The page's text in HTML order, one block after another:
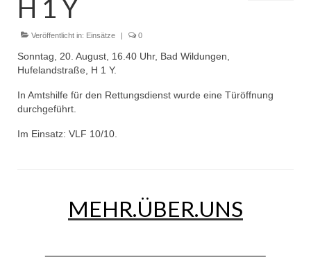
Dienstplan
Einsätze
Einsatzstichworte
Jugendfeuerwehr
25-jähriges Jubiläum Jugendfeuerwehr 2021
H 1 Y
Veröffentlicht in: Einsätze | 0
Sonntag, 20. August, 16.40 Uhr, Bad Wildungen,
Hufelandstraße, H 1 Y.
In Amtshilfe für den Rettungsdienst wurde eine Türöffnung
durchgeführt.
Im Einsatz: VLF 10/10.
MEHR.ÜBER.UNS